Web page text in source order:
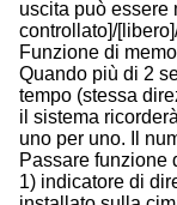
uscita può essere
controllato]/
Funzione di
Quando più di 2
tempo (stessa
il sistema
uno per uno. Il
Passare funzione
1) indicatore di